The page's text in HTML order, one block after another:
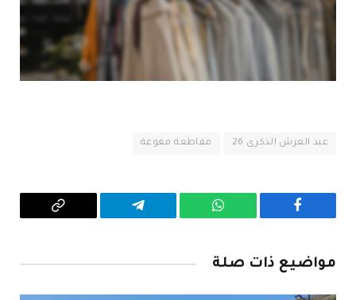
عيد العرش الذكرى 26 مقاطعة مغوغة
فيسبوك واتساب تيلقرام
Copy
مواضيع ذات صلة